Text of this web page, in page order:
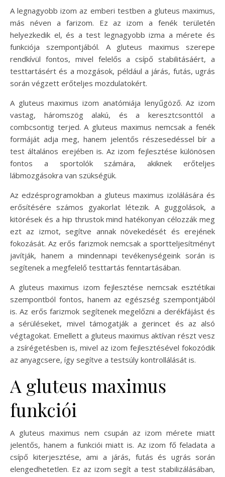
A legnagyobb izom az emberi testben a gluteus maximus,
más néven a farizom. Ez az izom a fenék területén
helyezkedik el, és a test legnagyobb izma a mérete és
funkciója szempontjából. A gluteus maximus szerepe
rendkívül fontos, mivel felelős a csípő stabilitásáért, a
testtartásért és a mozgások, például a járás, futás, ugrás
során végzett erőteljes mozdulatokért.
A gluteus maximus izom anatómiája lenyűgöző. Az izom
vastag, háromszög alakú, és a keresztcsonttól a
combcsontig terjed. A gluteus maximus nemcsak a fenék
formáját adja meg, hanem jelentős részesedéssel bír a
test általános erejében is. Az izom fejlesztése különösen
fontos a sportolók számára, akiknek erőteljes
lábmozgásokra van szükségük.
Az edzésprogramokban a gluteus maximus izolálására és
erősítésére számos gyakorlat létezik. A guggolások, a
kitörések és a hip thrustok mind hatékonyan célozzák meg
ezt az izmot, segítve annak növekedését és erejének
fokozását. Az erős farizmok nemcsak a sportteljesítményt
javítják, hanem a mindennapi tevékenységeink során is
segítenek a megfelelő testtartás fenntartásában.
A gluteus maximus izom fejlesztése nemcsak esztétikai
szempontból fontos, hanem az egészség szempontjából
is. Az erős farizmok segítenek megelőzni a derékfájást és
a sérüléseket, mivel támogatják a gerincet és az alsó
végtagokat. Emellett a gluteus maximus aktívan részt vesz
a zsírégetésben is, mivel az izom fejlesztésével fokozódik
az anyagcsere, így segítve a testsúly kontrollálását is.
A gluteus maximus
funkciói
A gluteus maximus nem csupán az izom mérete miatt
jelentős, hanem a funkciói miatt is. Az izom fő feladata a
csípő kiterjesztése, ami a járás, futás és ugrás során
elengedhetetlen. Ez az izom segít a test stabilizálásában,